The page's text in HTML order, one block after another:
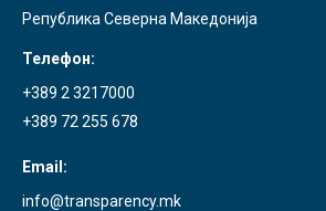
Република Северна Македонија
Телефон:
+389 2 3217000
+389 72 255 678
Email:
info@transparency.mk